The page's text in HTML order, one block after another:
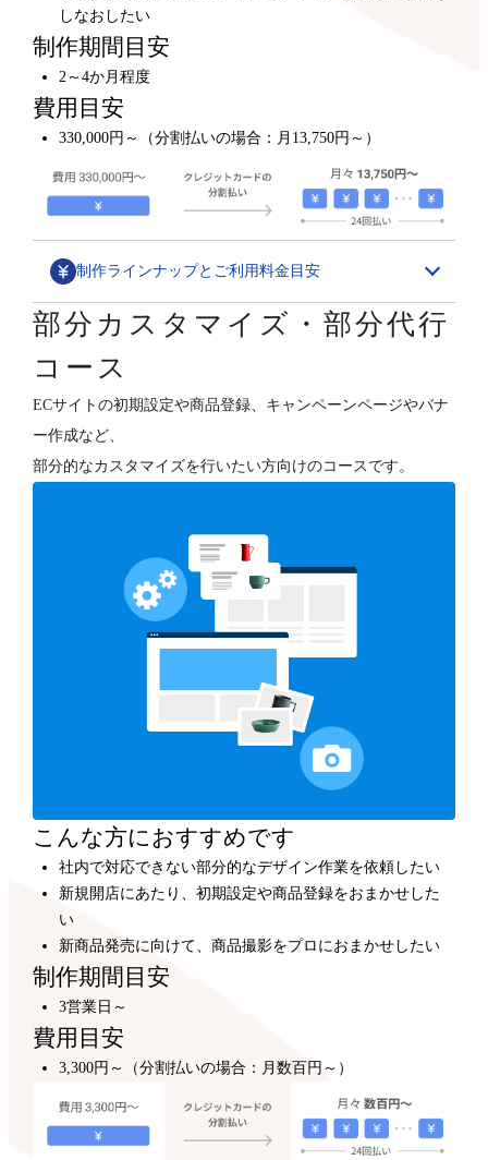
しなおしたい
制作期間目安
2～4か月程度
費用目安
330,000円～（分割払いの場合：月13,750円～）
制作ラインナップとご利用料金目安
デザインカスタマイズ
1,580,000円～
ECサイトの“勝ちパターン”を網羅したデザイン構築と、
各種支援（分析・集客・CRM・更新）を行います。
デザインフルカスタマイズ
800,000円～
オーナーさまのご要望に合わせて、ショップデザインを
フルカスタマイズします。
300,000円～
プロのデザイナーが、テンプレートをもとにショップデ
部分カスタマイズ・部分代行
コース
ECサイトの初期設定や商品登録、キャンペーンページやバナ
ー作成など、
部分的なカスタマイズを行いたい方向けのコースです。
こんな方におすすめです
社内で対応できない部分的なデザイン作業を依頼したい
新規開店にあたり、初期設定や商品登録をおまかせした
い
新商品発売に向けて、商品撮影をプロにおまかせしたい
制作期間目安
3営業日～
費用目安
3,300円～（分割払いの場合：月数百円～）